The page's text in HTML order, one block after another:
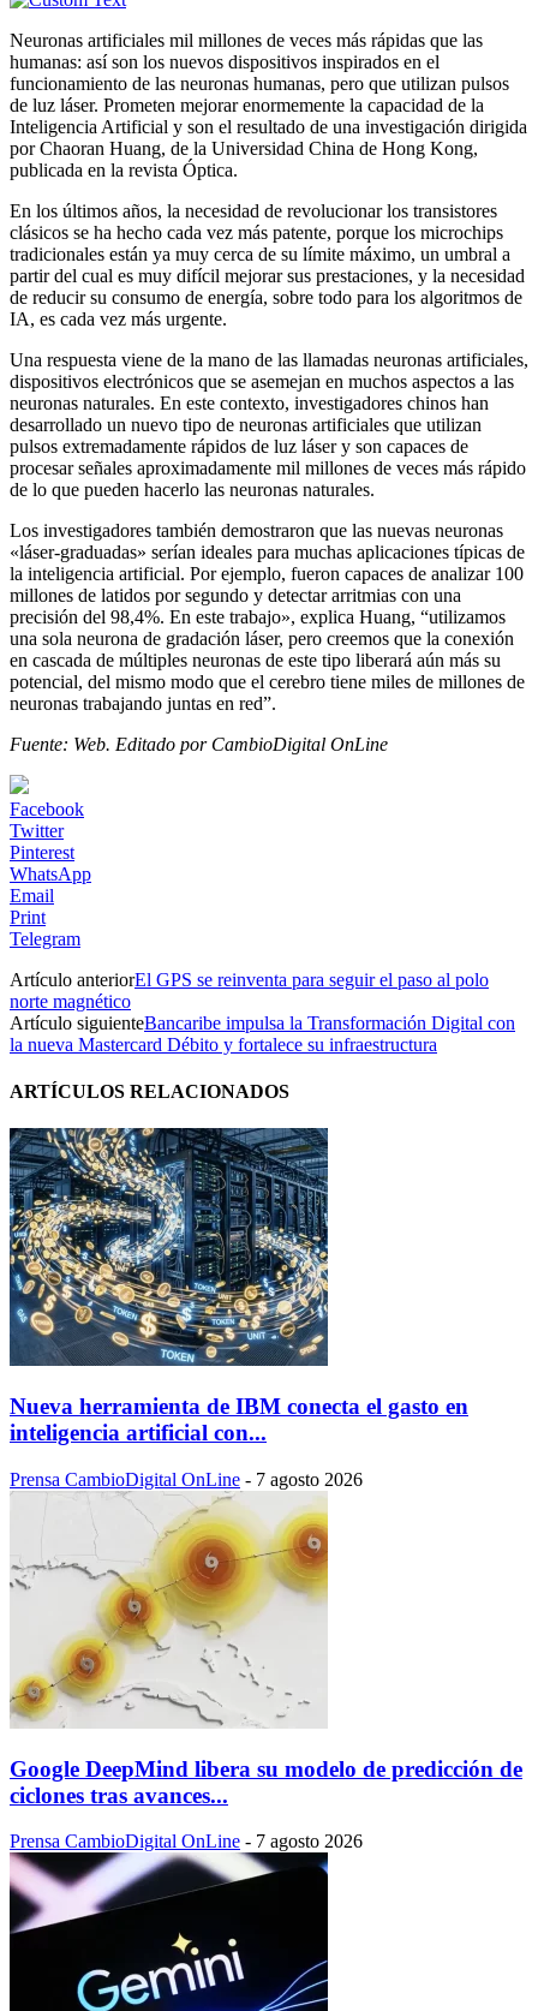
Neuronas artificiales mil millones de veces más rápidas que las
humanas: así son los nuevos dispositivos inspirados en el
funcionamiento de las neuronas humanas, pero que utilizan pulsos
de luz láser. Prometen mejorar enormemente la capacidad de la
Inteligencia Artificial y son el resultado de una investigación dirigida
por Chaoran Huang, de la Universidad China de Hong Kong,
publicada en la revista Óptica.
En los últimos años, la necesidad de revolucionar los transistores
clásicos se ha hecho cada vez más patente, porque los microchips
tradicionales están ya muy cerca de su límite máximo, un umbral a
partir del cual es muy difícil mejorar sus prestaciones, y la necesidad
de reducir su consumo de energía, sobre todo para los algoritmos de
IA, es cada vez más urgente.
Una respuesta viene de la mano de las llamadas neuronas artificiales,
dispositivos electrónicos que se asemejan en muchos aspectos a las
neuronas naturales. En este contexto, investigadores chinos han
desarrollado un nuevo tipo de neuronas artificiales que utilizan
pulsos extremadamente rápidos de luz láser y son capaces de
procesar señales aproximadamente mil millones de veces más rápido
de lo que pueden hacerlo las neuronas naturales.
Los investigadores también demostraron que las nuevas neuronas
«láser-graduadas» serían ideales para muchas aplicaciones típicas de
la inteligencia artificial. Por ejemplo, fueron capaces de analizar 100
millones de latidos por segundo y detectar arritmias con una
precisión del 98,4%. En este trabajo», explica Huang, “utilizamos
una sola neurona de gradación láser, pero creemos que la conexión
en cascada de múltiples neuronas de este tipo liberará aún más su
potencial, del mismo modo que el cerebro tiene miles de millones de
neuronas trabajando juntas en red”.
Fuente: Web. Editado por CambioDigital OnLine
Facebook
Twitter
Pinterest
WhatsApp
Email
Print
Telegram
Artículo anteriorEl GPS se reinventa para seguir el paso al polo
norte magnético
Artículo siguienteBancaribe impulsa la Transformación Digital con
la nueva Mastercard Débito y fortalece su infraestructura
ARTÍCULOS RELACIONADOS
Nueva herramienta de IBM conecta el gasto en
inteligencia artificial con...
Prensa CambioDigital OnLine - 7 agosto 2026
Google DeepMind libera su modelo de predicción de
ciclones tras avances...
Prensa CambioDigital OnLine - 7 agosto 2026